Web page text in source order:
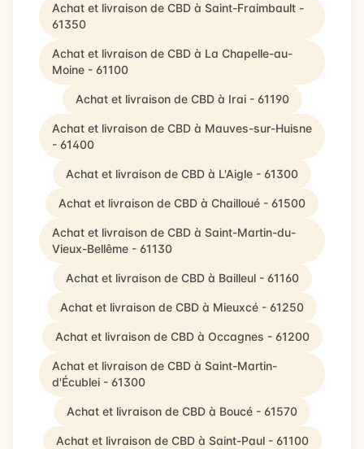
Achat et livraison de CBD à Saint-Fraimbault -
61350
Achat et livraison de CBD à La Chapelle-au-
Moine - 61100
Achat et livraison de CBD à Irai - 61190
Achat et livraison de CBD à Mauves-sur-Huisne
- 61400
Achat et livraison de CBD à L'Aigle - 61300
Achat et livraison de CBD à Chailloué - 61500
Achat et livraison de CBD à Saint-Martin-du-
Vieux-Bellême - 61130
Achat et livraison de CBD à Bailleul - 61160
Achat et livraison de CBD à Mieuxcé - 61250
Achat et livraison de CBD à Occagnes - 61200
Achat et livraison de CBD à Saint-Martin-
d'Écublei - 61300
Achat et livraison de CBD à Boucé - 61570
Achat et livraison de CBD à Saint-Paul - 61100